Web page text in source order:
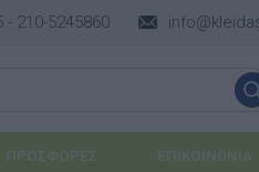
- 210-5245860
ΠΡΟΣΦΟΡΈΣ ΕΠΙΚΟΙΝΩΝΊΑ